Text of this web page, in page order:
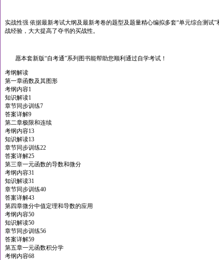
实战性强 依据最新考试大纲及最新考卷的题型及题量精心编拟多套“单元综合测试
战经验，大大提高了夺书的买战性。
愿本套新版“自考通”系列图书能帮助您顺利通过自学考试！
考纲解读
第一章函数及其图形
考纲内容1
知识解读1
章节同步训练7
答案详解9
第二章极限和连续
考纲内容13
知识解读13
章节同步训练22
答案详解25
第三章一元函数的导数和微分
考纲内容31
知识解读31
章节同步训练40
答案详解43
第四章微分中值定理和导数的应用
考纲内容50
知识解读50
章节同步训练56
答案详解59
第五章一元函数积分学
考纲内容68